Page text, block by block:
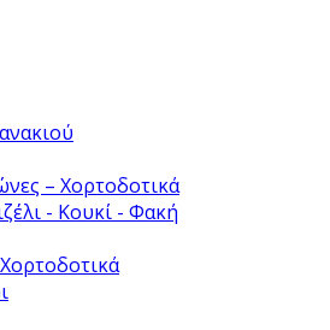
– Χορτοδοτικά
- Κουκί - Φακή